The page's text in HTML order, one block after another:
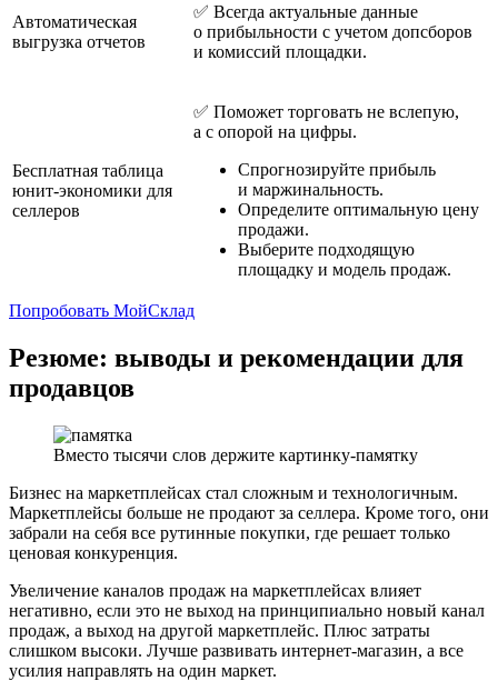
Автоматическая
выгрузка отчетов
✅ Всегда актуальные данные
о прибыльности с учетом допсборов
и комиссий площадки.
Бесплатная таблица
юнит-экономики для
селлеров
✅ Поможет торговать не вслепую,
а с опорой на цифры.
Спрогнозируйте прибыль
и маржинальность.
Определите оптимальную цену
продажи.
Выберите подходящую
площадку и модель продаж.
Попробовать МойСклад
Резюме: выводы и рекомендации для
продавцов
Вместо тысячи слов держите картинку-памятку
Бизнес на маркетплейсах стал сложным и технологичным.
Маркетплейсы больше не продают за селлера. Кроме того, они
забрали на себя все рутинные покупки, где решает только
ценовая конкуренция.
Увеличение каналов продаж на маркетплейсах влияет
негативно, если это не выход на принципиально новый канал
продаж, а выход на другой маркетплейс. Плюс затраты
слишком высоки. Лучше развивать интернет-магазин, а все
усилия направлять на один маркет.